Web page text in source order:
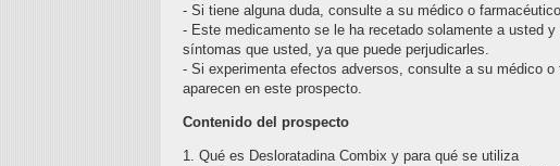
- Si tiene alguna duda, consulte a su médico o
- Este medicamento se le ha recetado solamente a usted
síntomas que usted, ya que puede perjudicarles.
- Si experimenta efectos adversos, consulte a su médico
aparecen en este prospecto.
Contenido del prospecto
1. Qué es Desloratadina Combix y para qué se utiliza